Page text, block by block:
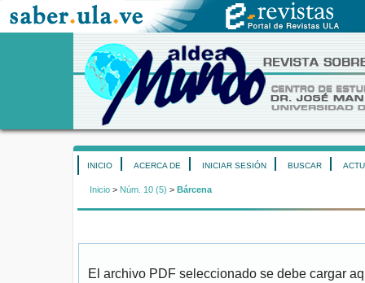
INICIO ACERCA DE INICIAR SESIÓN BUSCAR
Inicio > Núm. 10 (5) > Bárcena
El archivo PDF seleccionado se debe cargar